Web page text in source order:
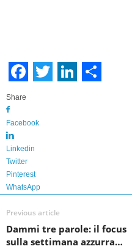
F
a
c
e
b
o
o
k
i
t
t
e
r
d
I
n
Share
Facebook
Linkedin
Twitter
Pinterest
WhatsApp
Previous article
Dammi tre parole: il focus
sulla settimana azzurra…